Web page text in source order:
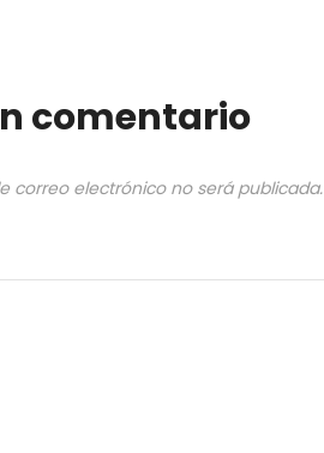
comentario
correo electrónico no será publicada.